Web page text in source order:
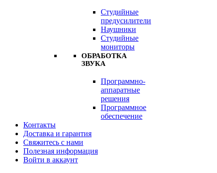
Студийные
предусилители
Наушники
Студийные
мониторы
ОБРАБОТКА
ЗВУКА
Программно-
аппаратные
решения
Программное
обеспечение
Контакты
Доставка и гарантия
Свяжитесь с нами
Полезная информация
Войти в аккаунт